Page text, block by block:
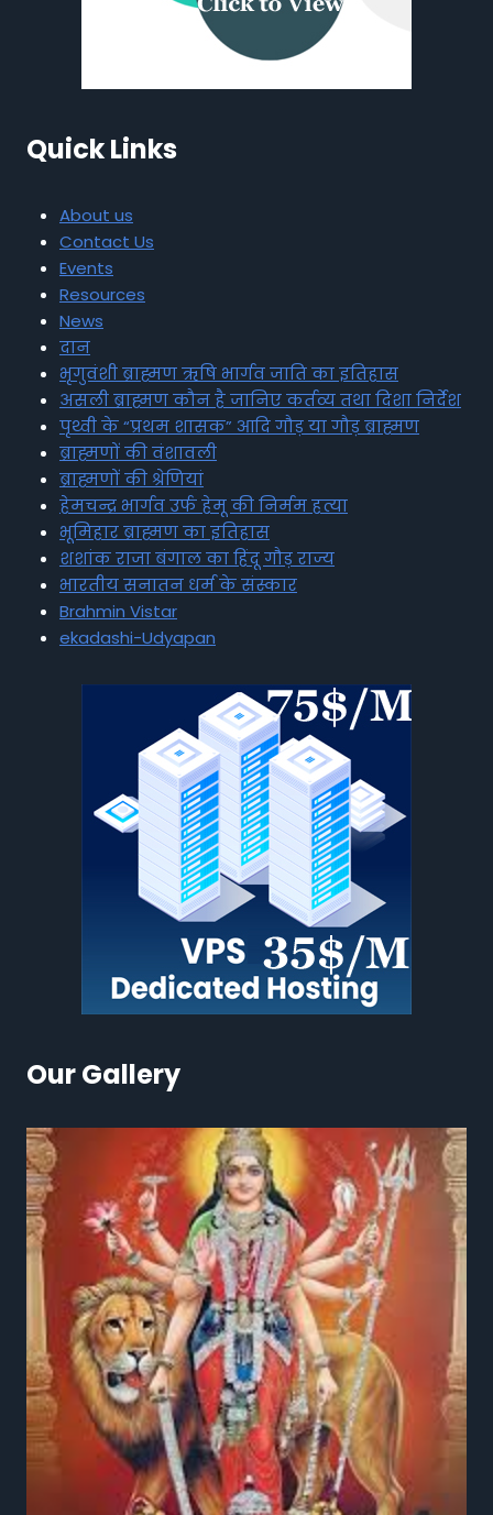
Quick Links
About us
Contact Us
Events
Resources
News
दान
भृगुवंशी ब्राह्मण ऋषि भार्गव जाति का इतिहास
असली ब्राह्मण कौन है जानिए कर्तव्य तथा दिशा निर्देश
पृथ्वी के “प्रथम शासक” आदि गौड़ या गौड़ ब्राह्मण
ब्राह्मणों की वंशावली
ब्राह्मणों की श्रेणियां
हेमचन्द्र भार्गव उर्फ हेमू की निर्मम हत्या
भूमिहार ब्राह्मण का इतिहास
शशांक राजा बंगाल का हिंदू गौड़ राज्य
भारतीय सनातन धर्म के संस्कार
Brahmin Vistar
ekadashi-Udyapan
Our Gallery